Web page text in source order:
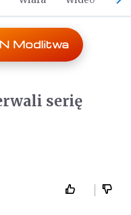
Modlitwa
serię